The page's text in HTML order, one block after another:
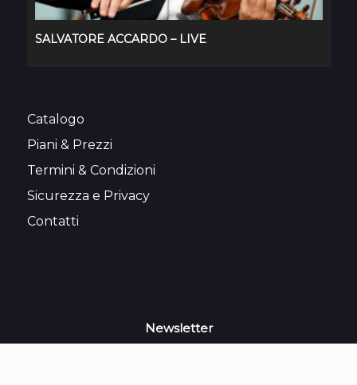
SALVATORE ACCARDO – LIVE
Catalogo
Piani & Prezzi
Termini & Condizioni
Sicurezza e Privacy
Contatti
Newsletter